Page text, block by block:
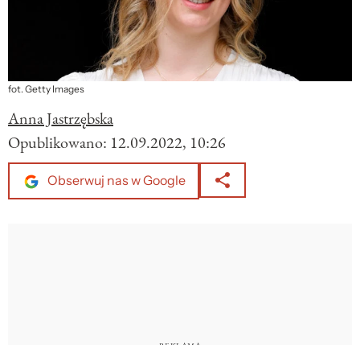
fot. Getty Images
Anna Jastrzębska
Opublikowano: 12.09.2022, 10:26
Obserwuj nas w Google